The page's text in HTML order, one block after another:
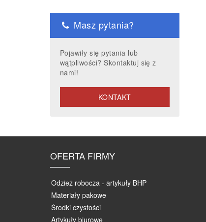
Masz pytania?
Pojawiły się pytania lub
wątpliwości? Skontaktuj się z
nami!
KONTAKT
OFERTA FIRMY
Odzież robocza - artykuły BHP
Materiały pakowe
Środki czystości
Artykuły biurowe